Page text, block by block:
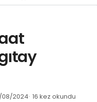
2024 16 kez okundu